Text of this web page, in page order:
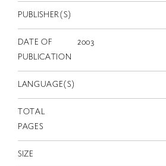
PUBLISHER(S)
DATE OF
PUBLICATION
2003
LANGUAGE(S)
TOTAL
PAGES
SIZE